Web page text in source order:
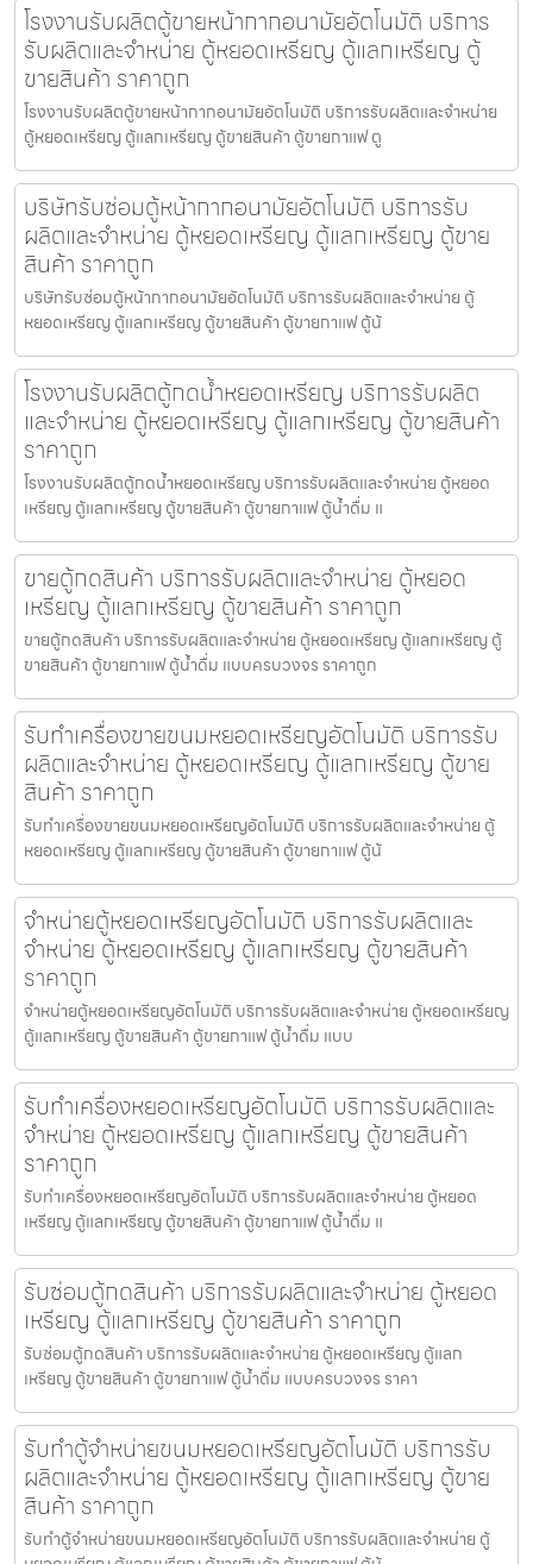
โรงงานรับผลิตตู้ขายหน้ากากอนามัย​อัตโนมัติ บริการ
รับผลิตและจำหน่าย ตู้หยอดเหรียญ ตู้แลกเหรียญ ตู้
ขายสินค้า ราคาถูก
โรงงานรับผลิตตู้ขายหน้ากากอนามัย​อัตโนมัติ บริการรับผลิตและจำหน่าย
ตู้หยอดเหรียญ ตู้แลกเหรียญ ตู้ขายสินค้า ตู้ขายกาแฟ ตู
บริษัทรับซ่อมตู้หน้ากากอนามัย​อัตโนมัติ บริการรับ
ผลิตและจำหน่าย ตู้หยอดเหรียญ ตู้แลกเหรียญ ตู้ขาย
สินค้า ราคาถูก
บริษัทรับซ่อมตู้หน้ากากอนามัย​อัตโนมัติ บริการรับผลิตและจำหน่าย ตู้
หยอดเหรียญ ตู้แลกเหรียญ ตู้ขายสินค้า ตู้ขายกาแฟ ตู้น้
โรงงานรับผลิตตู้กดน้ำ​หยอดเหรียญ บริการรับผลิต
และจำหน่าย ตู้หยอดเหรียญ ตู้แลกเหรียญ ตู้ขายสินค้า
ราคาถูก
โรงงานรับผลิตตู้กดน้ำ​หยอดเหรียญ บริการรับผลิตและจำหน่าย ตู้หยอด
เหรียญ ตู้แลกเหรียญ ตู้ขายสินค้า ตู้ขายกาแฟ ตู้น้ำดื่ม แ
ขายตู้กดสินค้า บริการรับผลิตและจำหน่าย ตู้หยอด
เหรียญ ตู้แลกเหรียญ ตู้ขายสินค้า ราคาถูก
ขายตู้กดสินค้า บริการรับผลิตและจำหน่าย ตู้หยอดเหรียญ ตู้แลกเหรียญ ตู้
ขายสินค้า ตู้ขายกาแฟ ตู้น้ำดื่ม แบบครบวงจร ราคาถูก
รับทำเครื่องขายขนมหยอดเหรียญ​​อัตโนมัติ บริการรับ
ผลิตและจำหน่าย ตู้หยอดเหรียญ ตู้แลกเหรียญ ตู้ขาย
สินค้า ราคาถูก
รับทำเครื่องขายขนมหยอดเหรียญ​​อัตโนมัติ บริการรับผลิตและจำหน่าย ตู้
หยอดเหรียญ ตู้แลกเหรียญ ตู้ขายสินค้า ตู้ขายกาแฟ ตู้น้
จำหน่ายตู้หยอดเหรียญ​อัตโนมัติ บริการรับผลิตและ
จำหน่าย ตู้หยอดเหรียญ ตู้แลกเหรียญ ตู้ขายสินค้า
ราคาถูก
จำหน่ายตู้หยอดเหรียญ​อัตโนมัติ บริการรับผลิตและจำหน่าย ตู้หยอดเหรียญ
ตู้แลกเหรียญ ตู้ขายสินค้า ตู้ขายกาแฟ ตู้น้ำดื่ม แบบ
รับทำเครื่องหยอดเหรียญ​อัตโนมัติ บริการรับผลิตและ
จำหน่าย ตู้หยอดเหรียญ ตู้แลกเหรียญ ตู้ขายสินค้า
ราคาถูก
รับทำเครื่องหยอดเหรียญ​อัตโนมัติ บริการรับผลิตและจำหน่าย ตู้หยอด
เหรียญ ตู้แลกเหรียญ ตู้ขายสินค้า ตู้ขายกาแฟ ตู้น้ำดื่ม แ
รับซ่อมตู้กดสินค้า บริการรับผลิตและจำหน่าย ตู้หยอด
เหรียญ ตู้แลกเหรียญ ตู้ขายสินค้า ราคาถูก
รับซ่อมตู้กดสินค้า บริการรับผลิตและจำหน่าย ตู้หยอดเหรียญ ตู้แลก
เหรียญ ตู้ขายสินค้า ตู้ขายกาแฟ ตู้น้ำดื่ม แบบครบวงจร ราคา
รับทำตู้จำหน่ายขนมหยอดเหรียญ​​อัตโนมัติ บริการรับ
ผลิตและจำหน่าย ตู้หยอดเหรียญ ตู้แลกเหรียญ ตู้ขาย
สินค้า ราคาถูก
รับทำตู้จำหน่ายขนมหยอดเหรียญ​​อัตโนมัติ บริการรับผลิตและจำหน่าย ตู้